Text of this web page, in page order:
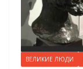
ВЕЛИКИЕ ЛЮДИ